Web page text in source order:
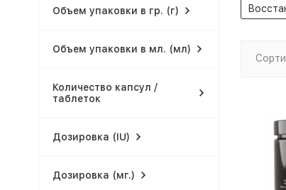
Объем упаковки в гр. (г)
Объем упаковки в мл. (мл)
Количество капсул /
таблеток
Дозировка (IU)
Дозировка (мг.)